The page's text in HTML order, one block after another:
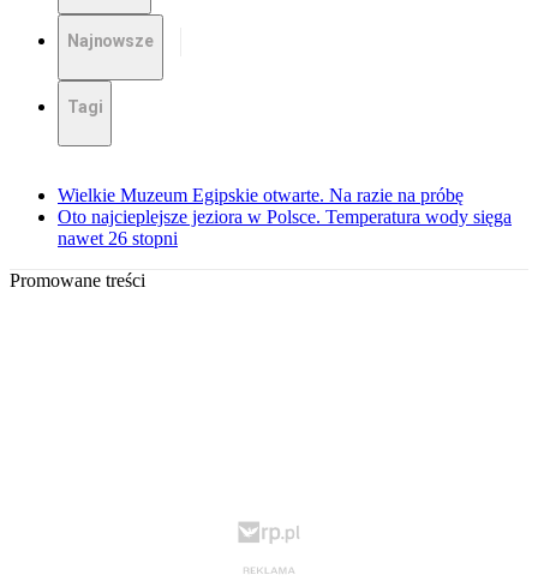
Najnowsze
Tagi
Wielkie Muzeum Egipskie otwarte. Na razie na próbę
Oto najcieplejsze jeziora w Polsce. Temperatura wody sięga
nawet 26 stopni
Promowane treści